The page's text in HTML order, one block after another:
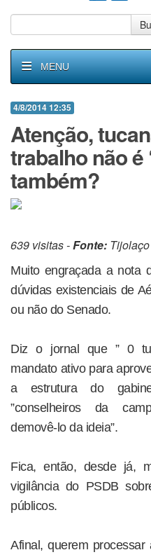
MENU
4/8/2014 12:35
Atenção,
trabalho não é
também?
639 visitas -Fonte: Tijolaço
Muito engraçada a nota
dúvidas existenciais de
ou não do Senado.
Diz o jornal que ” 0
mandato ativo para
a estrutura do
”conselheiros da
demovê-lo da ideia”.
Fica, então, desde já,
vigilância do PSDB
públicos.
Afinal, querem